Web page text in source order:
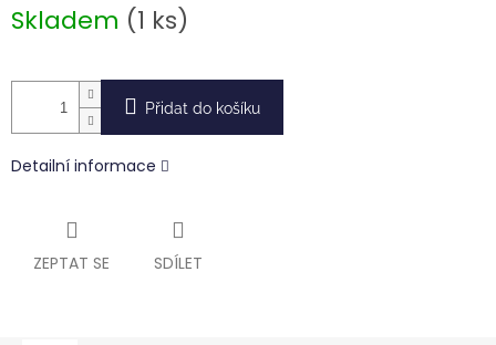
cena:
Skladem (1 ks)
Přidat do košíku
Detailní informace
ZEPTAT SE SDÍLET